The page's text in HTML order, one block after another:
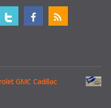
GMC Cadillac